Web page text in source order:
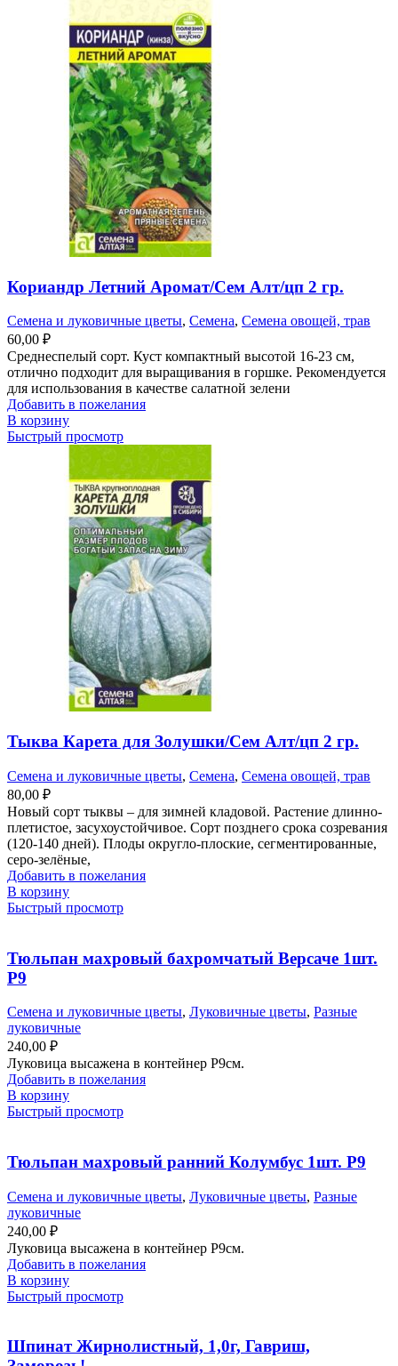
Кориандр Летний Аромат/Сем Алт/цп 2 гр.
Семена и луковичные цветы, Семена, Семена овощей, трав
60,00 ₽
Среднеспелый сорт. Куст компактный высотой 16-23 см,
отлично подходит для выращивания в горшке. Рекомендуется
для использования в качестве салатной зелени
Добавить в пожелания
В корзину
Быстрый просмотр
Тыква Карета для Золушки/Сем Алт/цп 2 гр.
Семена и луковичные цветы, Семена, Семена овощей, трав
80,00 ₽
Новый сорт тыквы – для зимней кладовой. Растение длинно-
плетистое, засухоустойчивое. Сорт позднего срока созревания
(120-140 дней). Плоды округло-плоские, сегментированные,
серо-зелёные,
Добавить в пожелания
В корзину
Быстрый просмотр
Тюльпан махровый бахромчатый Версаче 1шт.
Р9
Семена и луковичные цветы, Луковичные цветы, Разные
луковичные
240,00 ₽
Луковица высажена в контейнер Р9см.
Добавить в пожелания
В корзину
Быстрый просмотр
Тюльпан махровый ранний Колумбус 1шт. Р9
Семена и луковичные цветы, Луковичные цветы, Разные
луковичные
240,00 ₽
Луковица высажена в контейнер Р9см.
Добавить в пожелания
В корзину
Быстрый просмотр
Шпинат Жирнолистный, 1,0г, Гавриш,